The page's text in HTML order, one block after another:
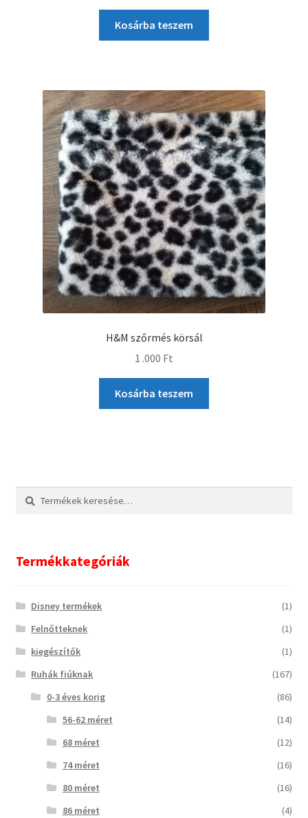
Kosárba teszem
H&M szőrmés körsál
1 .000 Ft
Kosárba teszem
Keresés
Keresés
Termékkategóriák
Disney termékek
(1)
Felnőtteknek
(1)
kiegészítők
(1)
Ruhák fiúknak
(167)
0-3 éves korig
(86)
56-62 méret
(14)
68 méret
(12)
74 méret
(16)
80 méret
(16)
86 méret
(4)